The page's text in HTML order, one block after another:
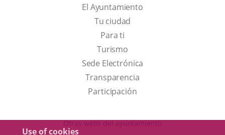
Use of cookies
El Ayuntamiento
Tu ciudad
Para ti
TurismoThis
link
will
open
a
Sede Electrónica
Transparencia
Participación
Otras webs del ayuntamiento